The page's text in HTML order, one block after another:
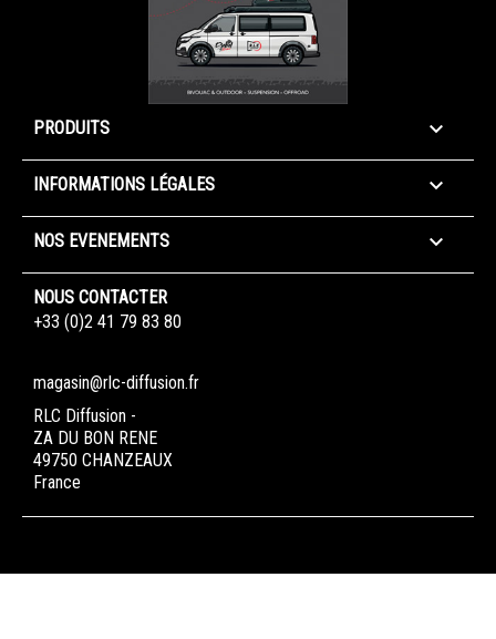
PRODUITS 
INFORMATIONS LÉGALES 
NOS EVENEMENTS 
NOUS CONTACTER
+33 (0)2 41 79 83 80
magasin@rlc-diffusion.fr
RLC Diffusion -
ZA DU BON RENE
49750 CHANZEAUX
France